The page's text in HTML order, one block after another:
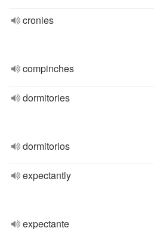
cronies
compinches
dormitories
dormitorios
expectantly
expectante